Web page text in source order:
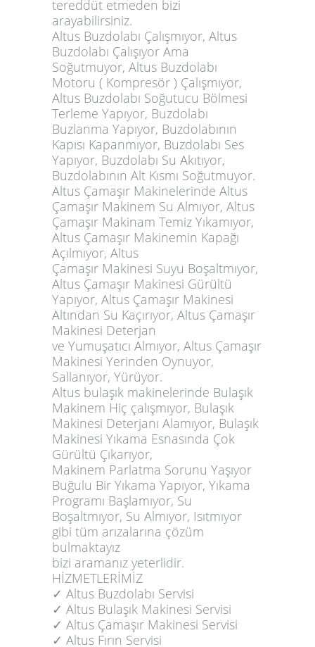
tereddüt etmeden bizi
arayabilirsiniz.
Altus Buzdolabı Çalışmıyor, Altus
Buzdolabı Çalışıyor Ama
Soğutmuyor, Altus Buzdolabı
Motoru ( Kompresör ) Çalışmıyor,
Altus Buzdolabı Soğutucu Bölmesi
Terleme Yapıyor, Buzdolabı
Buzlanma Yapıyor, Buzdolabının
Kapısı Kapanmıyor, Buzdolabı Ses
Yapıyor, Buzdolabı Su Akıtıyor,
Buzdolabının Alt Kısmı Soğutmuyor.
Altus Çamaşır Makinelerinde Altus
Çamaşır Makinem Su Almıyor, Altus
Çamaşır Makinam Temiz Yıkamıyor,
Altus Çamaşır Makinemin Kapağı
Açılmıyor, Altus
Çamaşır Makinesi Suyu Boşaltmıyor,
Altus Çamaşır Makinesi Gürültü
Yapıyor, Altus Çamaşır Makinesi
Altından Su Kaçırıyor, Altus Çamaşır
Makinesi Deterjan
ve Yumuşatıcı Almıyor, Altus Çamaşır
Makinesi Yerinden Oynuyor,
Sallanıyor, Yürüyor.
Altus bulaşık makinelerinde Bulaşık
Makinem Hiç çalışmıyor, Bulaşık
Makinesi Deterjanı Alamıyor, Bulaşık
Makinesi Yıkama Esnasında Çok
Gürültü Çıkarıyor,
Makinem Parlatma Sorunu Yaşıyor
Buğulu Bir Yıkama Yapıyor, Yıkama
Programı Başlamıyor, Su
Boşaltmıyor, Su Almıyor, Isıtmıyor
gibi tüm arızalarına çözüm
bulmaktayız
bizi aramanız yeterlidir.
HİZMETLERİMİZ
✓️ Altus Buzdolabı Servisi
✓️ Altus Bulaşık Makinesi Servisi
✓️ Altus Çamaşır Makinesi Servisi
✓️ Altus Fırın Servisi